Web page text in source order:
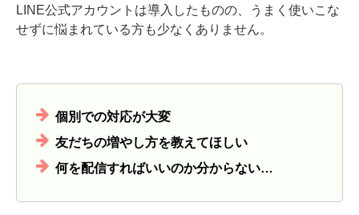
LINE公式アカウントは導入したものの、うまく使いこな
せずに悩まれている方も少なくありません。
個別での対応が大変
友だちの増やし方を教えてほしい
何を配信すればいいのか分からない…